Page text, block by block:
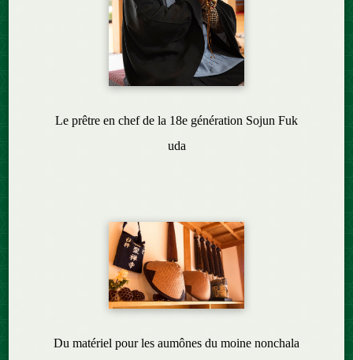
Le prêtre en chef de la 18e génération Sojun Fuk
uda
Du matériel pour les aumônes du moine nonchala